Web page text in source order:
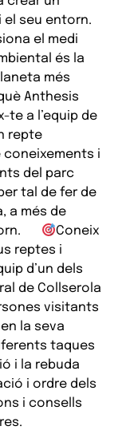
el seu entorn.
el medi
és la
més
Anthesis
te a l’equip de
repte
i
del parc
tal de fer de
a més de
Coneix
reptes i
d’un dels
de Collserola
visitants
la seva
taques
i la rebuda
i ordre dels
i consells